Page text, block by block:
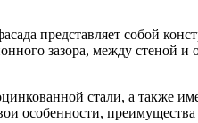
представляет собой
зазора, между стеной
стали, а также
особенности, преимущества